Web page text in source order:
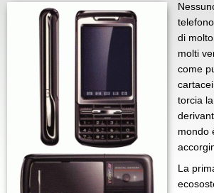
di
molti
come
torcia
mondo
La